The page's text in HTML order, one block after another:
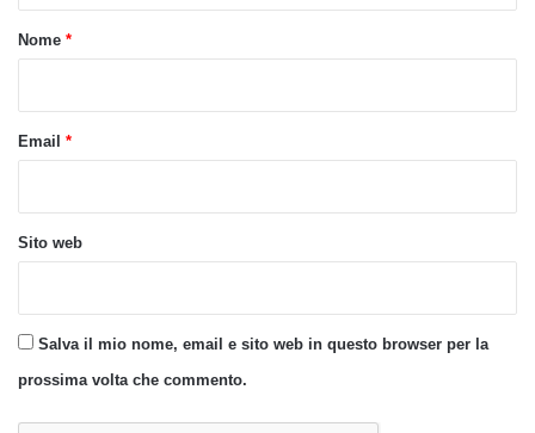
oNome *
Email *
Sito web
Salva il mio nome, email e sito web in questo browser per la
prossima volta che commento.